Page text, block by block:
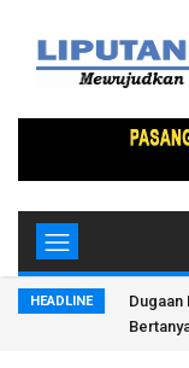
HEADLINE
Bandar
Dugaan